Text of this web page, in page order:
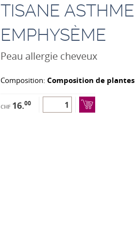
TISANE ASTHME
EMPHYSÈME
Peau allergie cheveux
Composition: Composition de plantes
CHF 16.00